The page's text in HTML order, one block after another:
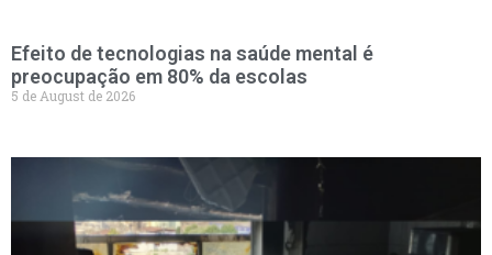
Efeito de tecnologias na saúde mental é
preocupação em 80% da escolas
5 de August de 2026